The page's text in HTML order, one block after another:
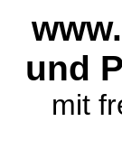
und
mit